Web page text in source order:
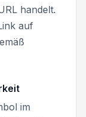
handelt.
auf
im